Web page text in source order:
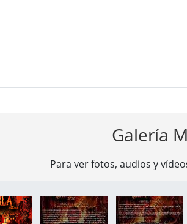
Galería
Para ver fotos, audios y